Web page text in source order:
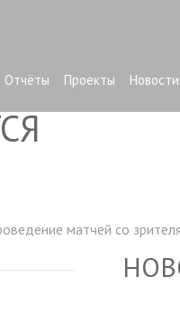
Отчёты Проекты
матчей со